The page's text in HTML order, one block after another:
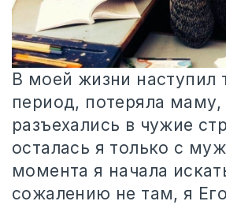
В моей жизни наступил
период, потеряла маму,
разъехались в чужие
осталась я только с
момента я начала
сожалению не там, я